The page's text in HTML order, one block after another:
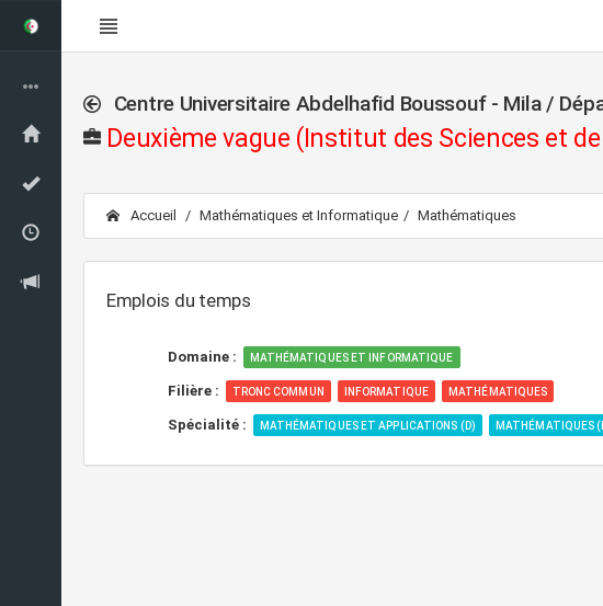
Centre Universitaire Abdelhafid Boussouf - Mila /
Deuxième vague (Institut des Sciences et
Accueil Mathématiques et Informatique Mathématiques
Emplois du temps
Domaine : MATHÉMATIQUES ET INFORMATIQUE
Filière : TRONC COMMUN INFORMATIQUE MATHÉMATIQUES
Spécialité : MATHÉMATIQUES ET APPLICATIONS (D) MATHÉMATIQUES